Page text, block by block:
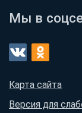
Мы в
Карта сайта
Версия для